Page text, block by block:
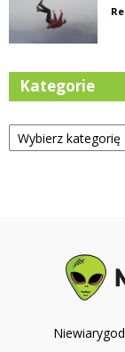
Kategorie
Kategorie